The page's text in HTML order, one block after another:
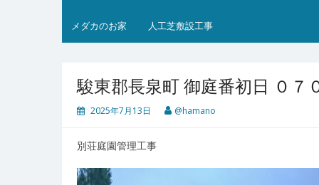
メダカのお家 人工芝敷設工事
駿東郡長泉町 御庭番初日 ０７
2025年7月13日 @hamano
別荘庭園管理工事